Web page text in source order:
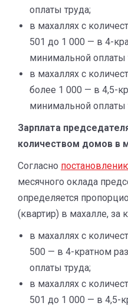
оплаты труда;
в махаллях с
501 до 1 000 — в 4-
минимальной оплаты
в махаллях с
более 1 000 — в 4,5-
минимальной оплаты
Зарплата
количеством домов в
Согласно
месячного оклада
определяется
(квартир) в махалле, за
в махаллях с
500 — в 4-кратном
оплаты труда;
в махаллях с
501 до 1 000 — в 4,5-